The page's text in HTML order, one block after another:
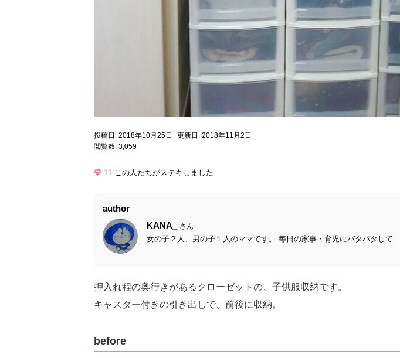
投稿日: 2018年10月25日
更新日: 2018年11月2日
閲覧数: 3,059
11 この人たちがステキしました
author
KANA_
さん
女の子２人、男の子１人のママです。 毎日の家事・育児にバタバタして...
押入れ程の奥行きがあるクローゼットの、子供服収納です。
キャスター付きの引き出しで、前後に収納。
before